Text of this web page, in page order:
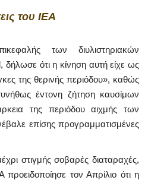
του IEA
των διυλιστηριακών
δήλωσε ότι η κίνηση αυτή είχε ως
της θερινής περιόδου», καθώς
έντονη ζήτηση καυσίμων
της περιόδου αιχμής των
επίσης προγραμματισμένες
στιγμής σοβαρές διαταραχές,
τον Απρίλιο ότι η